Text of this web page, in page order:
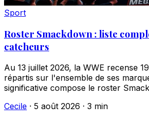
Sport
Roster Smackdown : liste
catcheurs
Au 13 juillet 2026, la WWE recense
répartis sur l'ensemble de ses
significative compose le roster
Cecile · 5 août 2026 · 3 min